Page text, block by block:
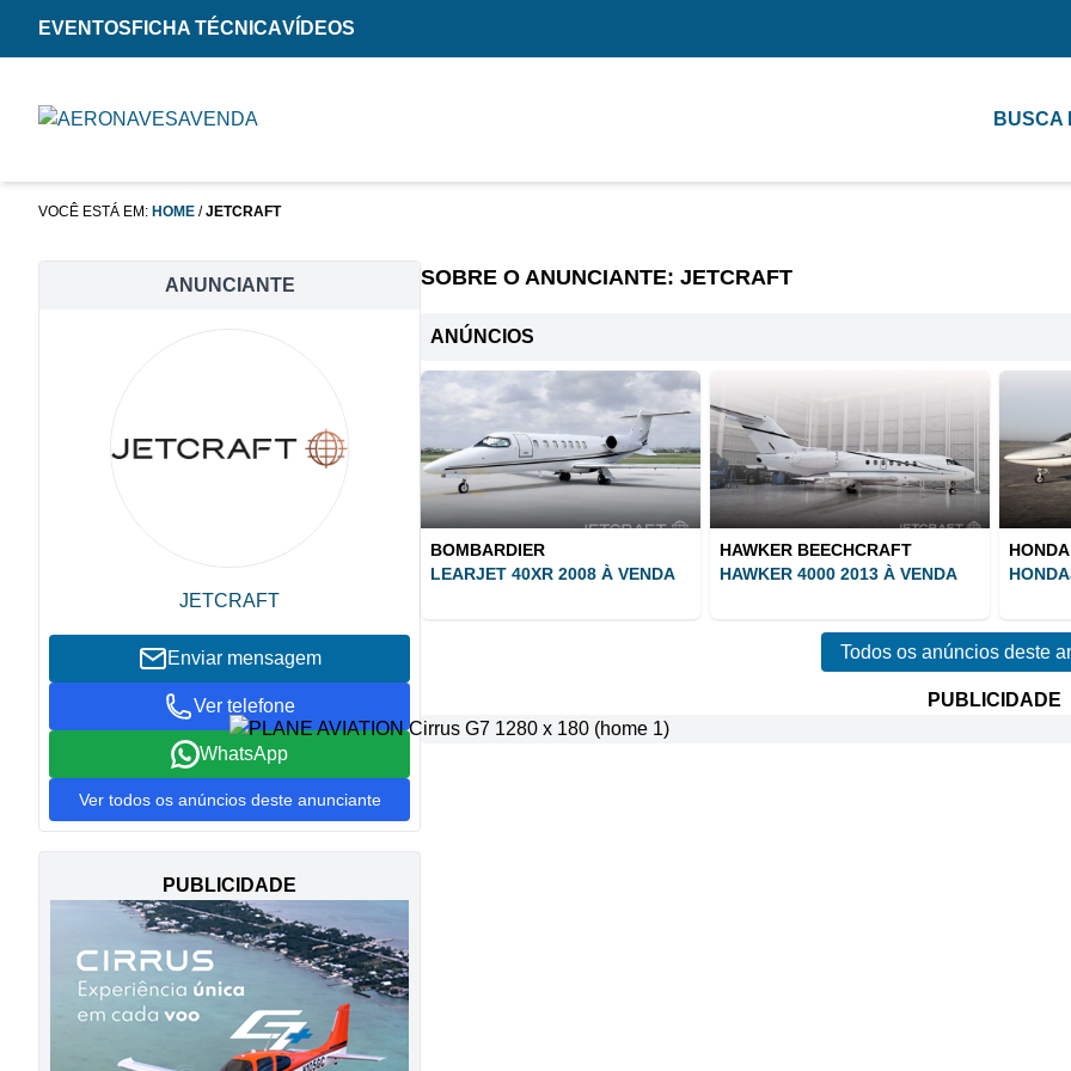
EVENTOS FICHA TÉCNICAVÍDEOS
BUSCA
VOCÊ ESTÁ EM: HOME /JETCRAFT
ANUNCIANTE
JETCRAFT
Enviar mensagem
Ver telefone
WhatsApp
Ver todos os anúncios deste anunciante
PUBLICIDADE
SOBRE O ANUNCIANTE: JETCRAFT
ANÚNCIOS
BOMBARDIER
LEARJET 40XR 2008 À VENDA
HAWKER BEECHCRAFT
HAWKER 4000 2013 À VENDA
Todos os anúncios deste
PUBLICIDADE